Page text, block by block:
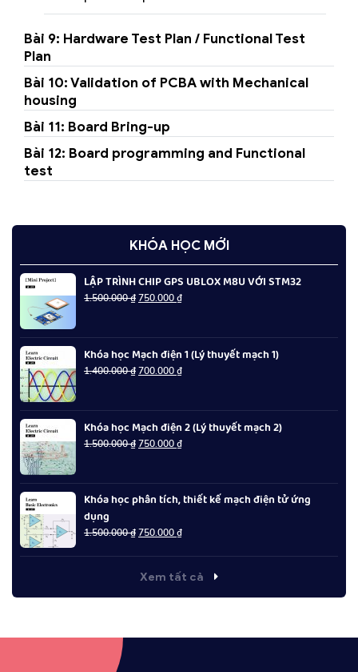
Bài 9: Hardware Test Plan / Functional Test
Plan
Bài 10: Validation of PCBA with Mechanical
housing
Bài 11: Board Bring-up
Bài 12: Board programming and Functional
test
KHÓA HỌC MỚI
LẬP TRÌNH CHIP GPS UBLOX M8U VỚI STM32
1.500.000₫Giá
1.500.000 ₫.
750.000₫Giá
là:
750.000 ₫.
Khóa học Mạch điện 1 (Lý thuyết mạch 1)
1.400.000₫Giá
1.400.000 ₫.
700.000₫Giá
là:
700.000 ₫.
Khóa học Mạch điện 2 (Lý thuyết mạch 2)
1.500.000₫Giá
1.500.000 ₫.
750.000₫Giá
là:
750.000 ₫.
Khóa học phân tích, thiết kế mạch điện tử ứng
dụng
1.500.000₫Giá
là:
1.500.000 ₫.
750.000₫Giá
tại
là:
Xem tất cả